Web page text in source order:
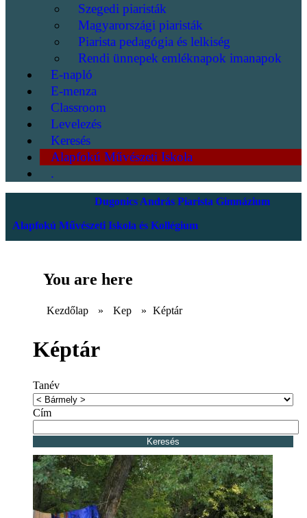
Szegedi piaristák
Magyarországi piaristák
Piarista pedagógia és lelkiség
Rendi ünnepek emléknapok imanapok
E-napló
E-menza
Classroom
Levelezés
Keresés
Alapfokú Művészeti Iskola
.
Dugonics András Piarista Gimnázium
Alapfokú Művészeti Iskola és Kollégium
You are here
Kezdőlap » Kep » Képtár
Képtár
Tanév
Cím